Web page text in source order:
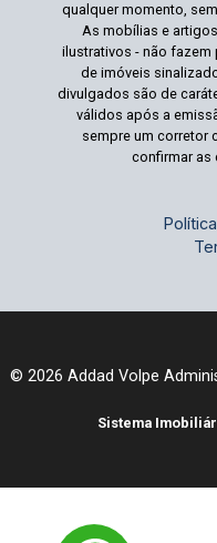
qualquer momento,
As mobílias e
ilustrativos - não fazem
de imóveis
divulgados são de
válidos após a
sempre um corretor
confirmar as
© 2026 Addad Volpe
Sistema